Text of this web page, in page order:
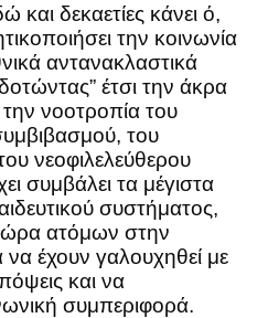
δεκαετίες κάνει ό,
την κοινωνία
αντανακλαστικά
έτσι την άκρα
την νοοτροπία του
του
νεοφιλελεύθερου
συμβάλει τα μέγιστα
συστήματος,
ατόμων στην
έχουν γαλουχηθεί με
και να
συμπεριφορά.